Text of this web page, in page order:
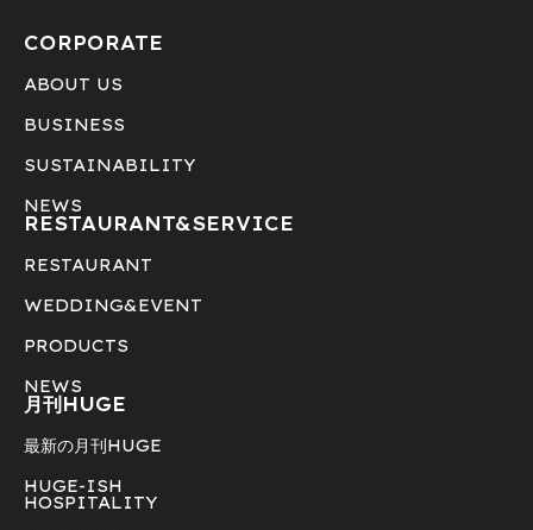
CORPORATE
ABOUT US
BUSINESS
SUSTAINABILITY
NEWS
RESTAURANT&SERVICE
RESTAURANT
WEDDING&EVENT
PRODUCTS
NEWS
月刊HUGE
最新の月刊HUGE
HUGE-ISH
HOSPITALITY